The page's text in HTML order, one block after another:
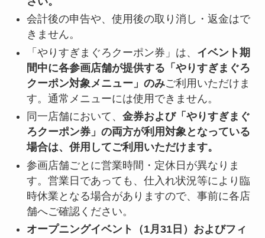
会計後の申告や、使用後の取り消し・返金はで
きません。
「やりすぎまぐろクーポン券」は、 イベント期
間中に各参画店舗が提供する「やりすぎまぐろ
クーポン対象メニュー」のみご利用いただけま
す。通常メニューには使用できません。
同一店舗において、 金券および「やりすぎまぐ
ろクーポン券」の両方が利用対象となっている
場合は、併用してご利用いただけます。
参画店舗ごとに営業時間・定休日が異なりま
す。営業日であっても、仕入れ状況等により臨
時休業となる場合がありますので、事前に各店
舗へご確認ください。
オープニングイベント（1月31日）およびフィ